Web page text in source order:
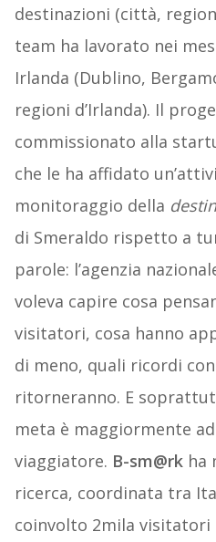
destinazioni (città,
team ha lavorato nei
Irlanda (Dublino,
regioni d’Irlanda). Il
commissionato alla
che le ha affidato
monitoraggio della
di Smeraldo rispetto a
parole: l’agenzia
voleva capire cosa
visitatori, cosa hanno
di meno, quali ricordi
ritorneranno. E
meta è maggiormente
viaggiatore. B-sm@rkha
ricerca, coordinata tra
coinvolto 2mila visitatori